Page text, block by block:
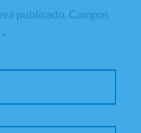
publicado. Campos
*